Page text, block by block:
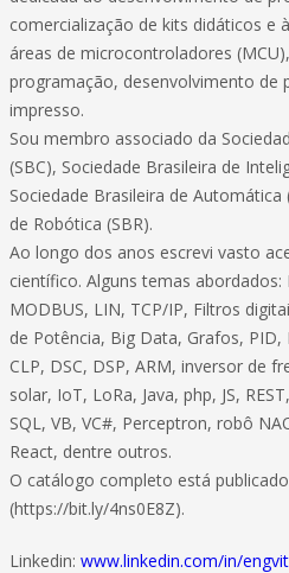
comercialização de kits didáticos e
áreas de microcontroladores
programação, desenvolvimento de
impresso.
Sou membro associado da
(SBC), Sociedade Brasileira de
Sociedade Brasileira de Automática
de Robótica (SBR).
Ao longo dos anos escrevi vasto
científico. Alguns temas abordados:
MODBUS, LIN, TCP/IP, Filtros
de Potência, Big Data, Grafos, PID,
CLP, DSC, DSP, ARM, inversor de
solar, IoT, LoRa, Java, php, JS,
SQL, VB, VC#, Perceptron, robô
React, dentre outros.
O catálogo completo está
(https://bit.ly/4ns0E8Z).
Linkedin: www.linkedin.com/in/